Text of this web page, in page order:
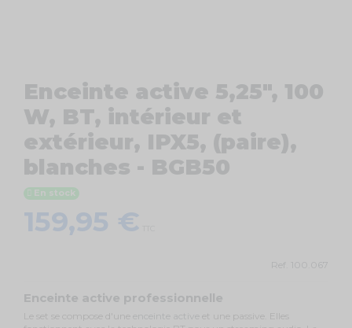
Enceinte active 5,25", 100
W, BT, intérieur et
extérieur, IPX5, (paire),
blanches - BGB50
En stock
159,95 €
Ref. 100.067
Enceinte active professionnelle
Le set se compose d'une enceinte active et une passive. Elles